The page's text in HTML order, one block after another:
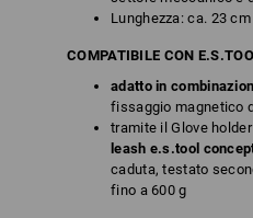
Lunghezza: ca. 23 cm
COMPATIBILE CON
adatto in
fissaggio magnetico
tramite il Glove
leash e.s.tool
caduta, testato
fino a 600 g